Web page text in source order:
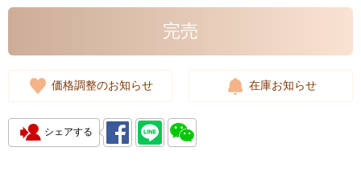
完売
価格調整のお知らせ 在庫お知らせ
シェアする